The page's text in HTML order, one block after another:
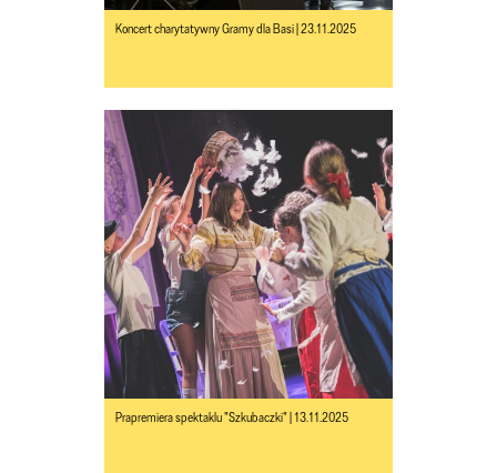
Koncert charytatywny Gramy dla Basi | 23.11.2025
Prapremiera spektaklu "Szkubaczki" | 13.11.2025